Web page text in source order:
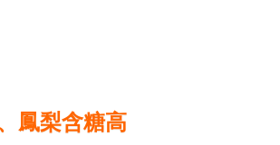
鳳梨含糖高